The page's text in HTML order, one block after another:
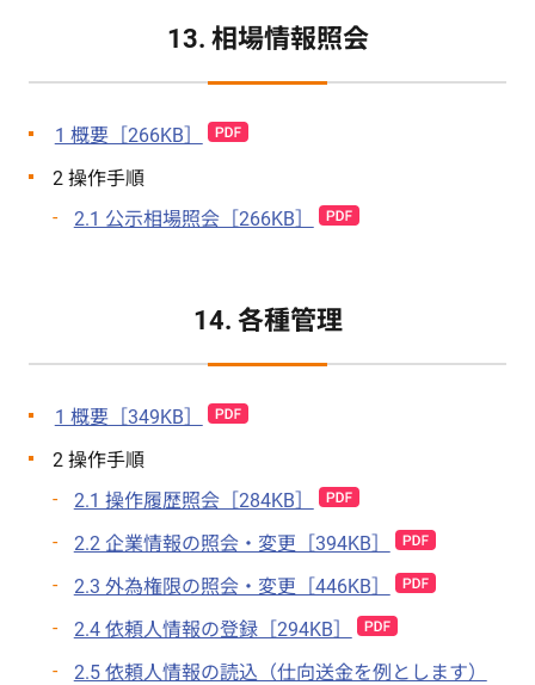
13. 相場情報照会
1 概要［266KB］
2 操作手順
2.1 公示相場照会［266KB］
14. 各種管理
1 概要［349KB］
2 操作手順
2.1 操作履歴照会［284KB］
2.2 企業情報の照会・変更［394KB］
2.3 外為権限の照会・変更［446KB］
2.4 依頼人情報の登録［294KB］
2.5 依頼人情報の読込（仕向送金を例とします）